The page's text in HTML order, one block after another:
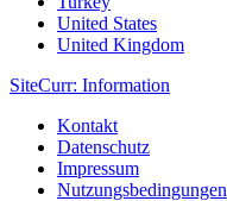
United States
United Kingdom
SiteCurr: Information
Kontakt
Datenschutz
Impressum
Nutzungsbedingungen